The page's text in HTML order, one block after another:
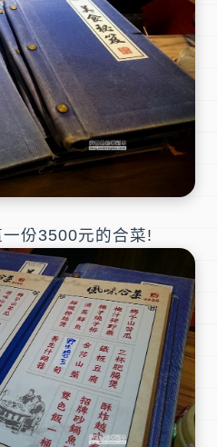
份3500元的合菜!